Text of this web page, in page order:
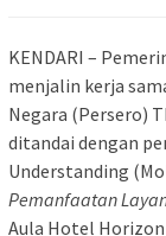
KENDARI –
menjalin kerja
Negara (Persero)
ditandai dengan
Understanding
Pemanfaatan
Aula Hotel